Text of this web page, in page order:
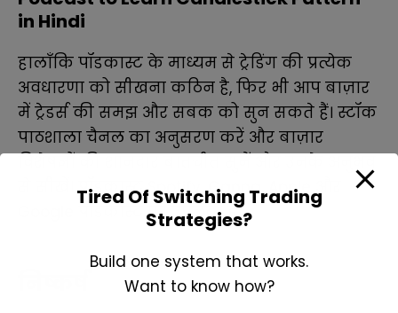
in Hindi
हालाँकि पॉडकास्ट के माध्यम से ट्रेडिंग की प्रत्येक
अवधारणा को सीखना कठिन है, फिर भी आप बाज़ार
में ट्रेडर्स की समझ और सबक को सुन सकते हैं। स्टॉक
पाठशाला चैनल का अनुसरण करें और बाज़ार
पॉडकास्ट Spotify, Ganna, Apple और
Google पॉडकास्ट पर उपलब्ध है।
Tired Of Switching Trading
Strategies?
Build one system that works.
Want to know how?